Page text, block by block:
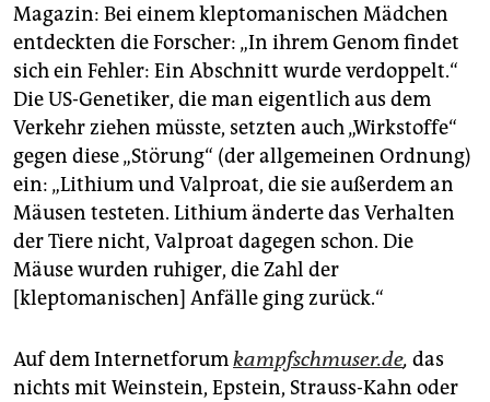
Magazin: Bei einem kleptomanischen Mädchen
entdeckten die Forscher: „In ihrem Genom findet
sich ein Fehler: Ein Abschnitt wurde verdoppelt.“
Die US-Genetiker, die man eigentlich aus dem
Verkehr ziehen müsste, setzten auch „Wirkstoffe“
gegen diese „Störung“ (der allgemeinen Ordnung)
ein: „Lithium und Valproat, die sie außerdem an
Mäusen testeten. Lithium änderte das Verhalten
der Tiere nicht, Valproat dagegen schon. Die
Mäuse wurden ruhiger, die Zahl der
[kleptomanischen] Anfälle ging zurück.“
Auf dem Internetforumkampfschmuser.de, das
nichts mit Weinstein, Epstein, Strauss-Kahn oder